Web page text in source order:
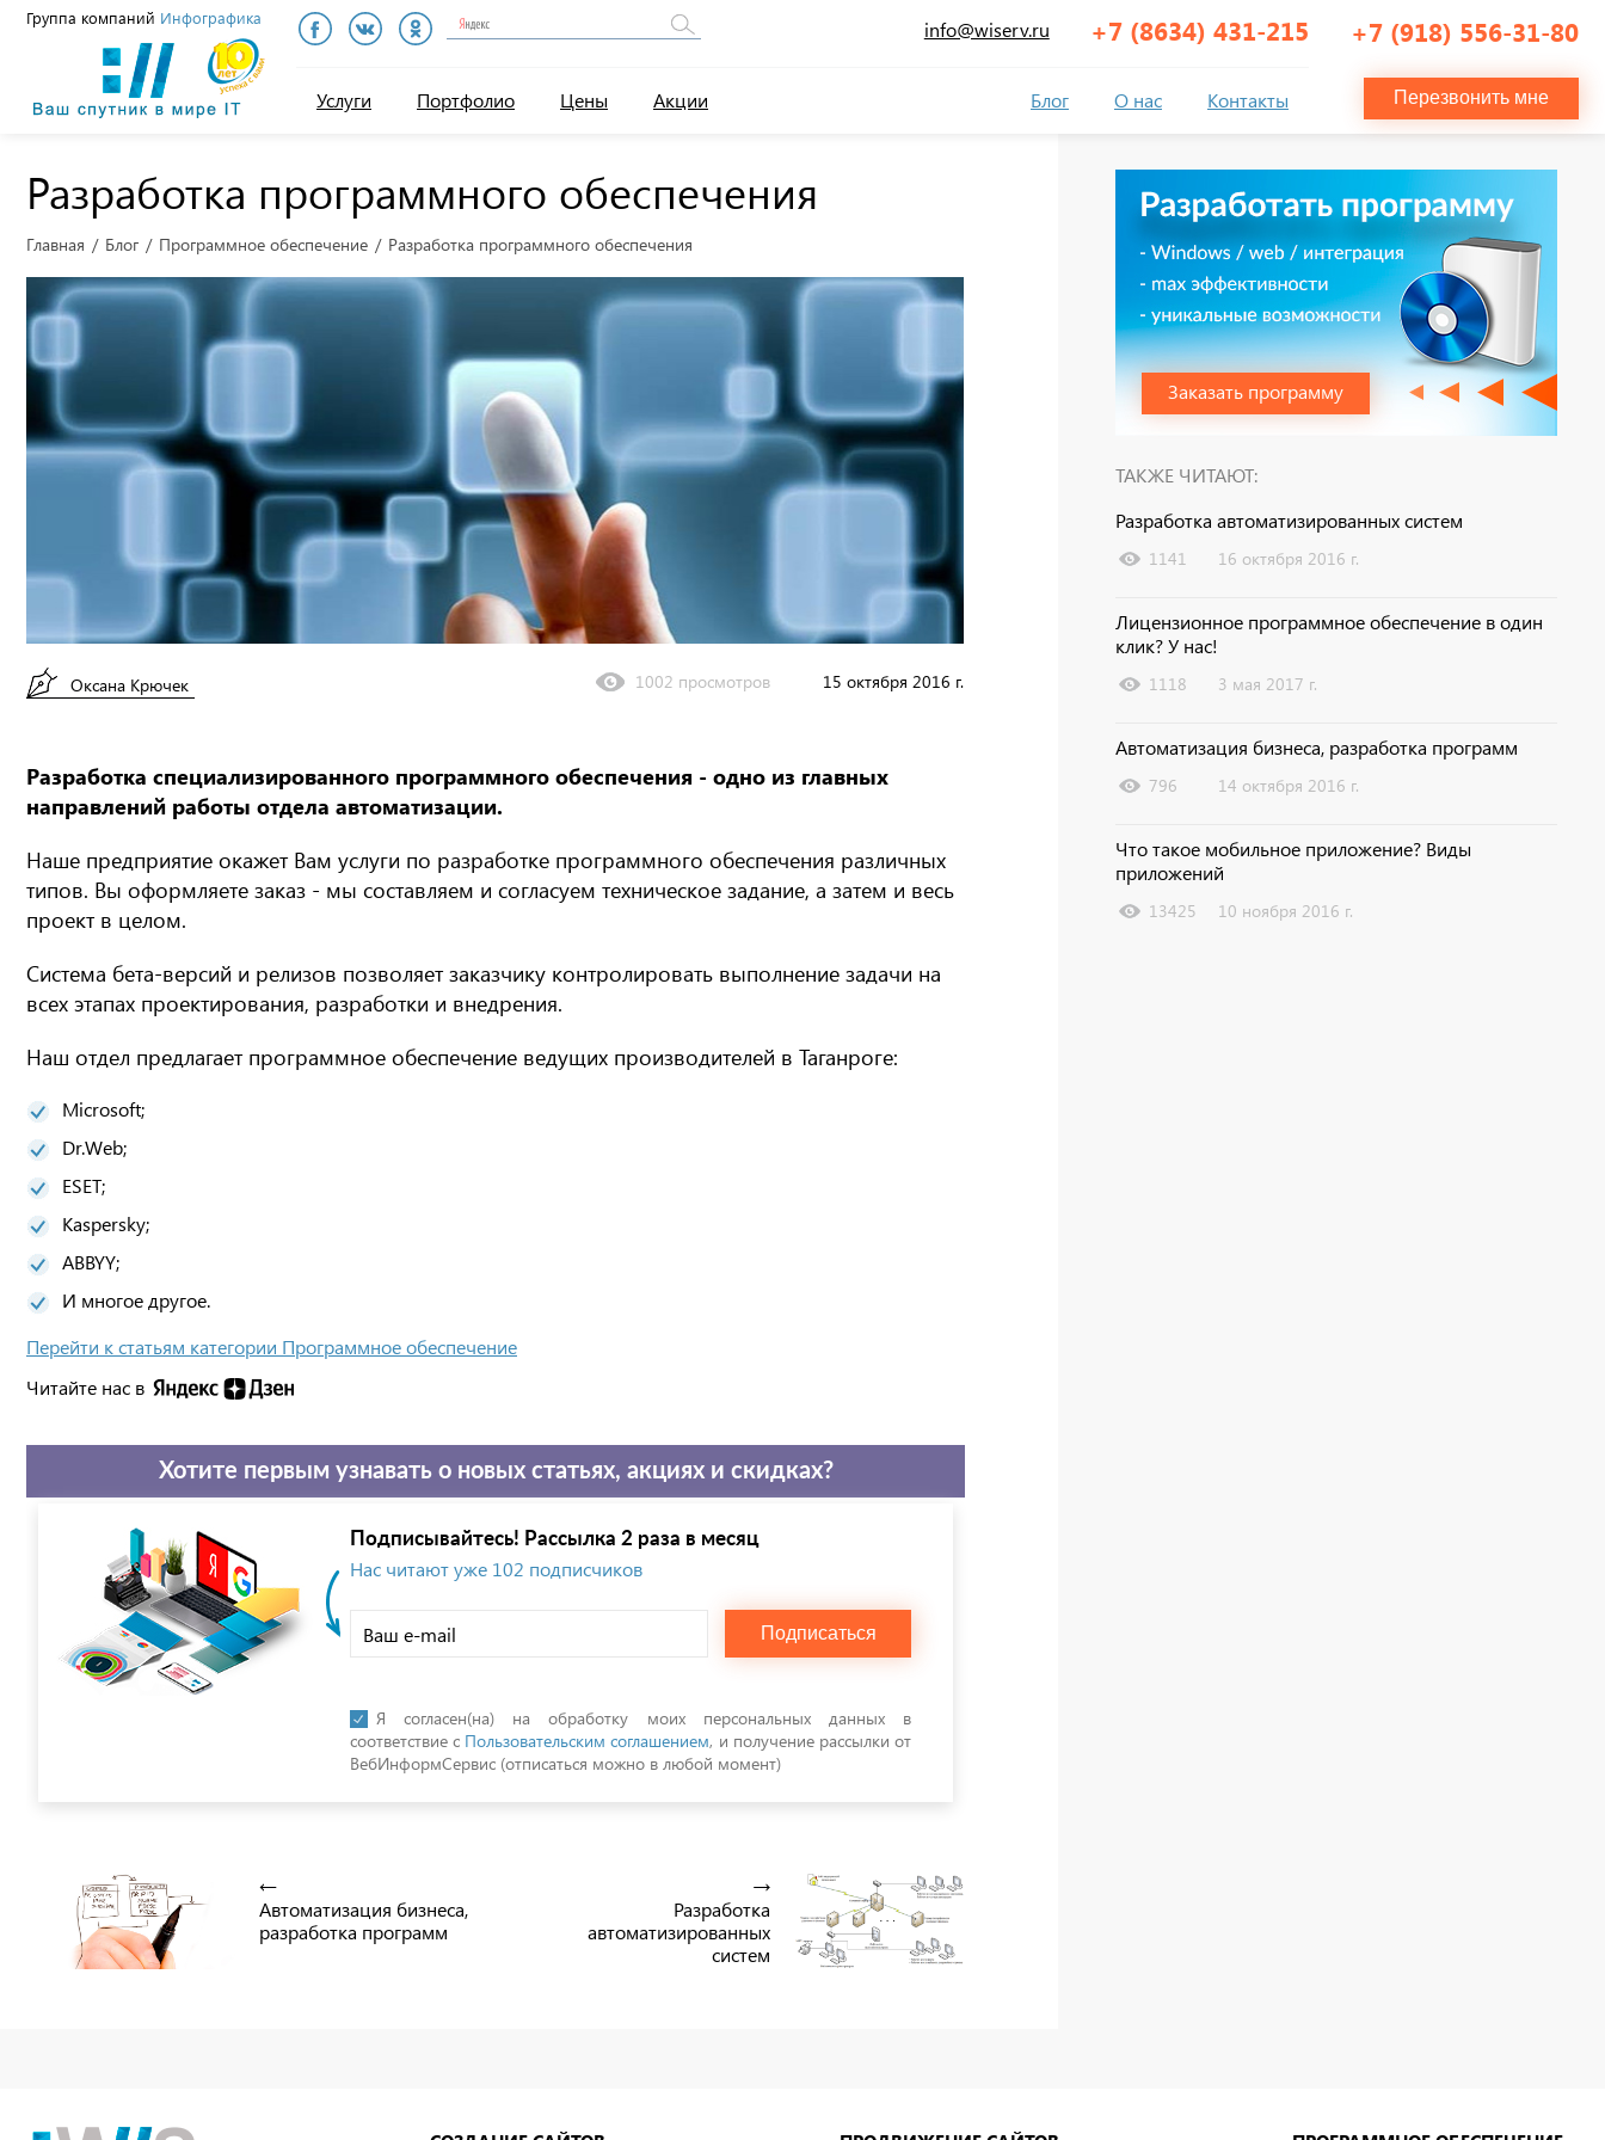
Группа компаний Инфографика
Инфографика
info@wiserv.ru +7 (8634) 431-215
Услуги Портфолио Цены Акции Блог О нас Контакты
+7 (918) 556-31-80
Перезвонить мне
Разработка программного обеспечения
Главная Блог Программное обеспечение Разработка программного обеспечения
Оксана Крючек 15 октября 2016 г.
1002 просмотров
Разработка специализированного программного обеспечения - одно из главных
направлений работы отдела автоматизации.
Наше предприятие окажет Вам услуги по разработке программного обеспечения различных
типов. Вы оформляете заказ - мы составляем и согласуем техническое задание, а затем и весь
проект в целом.
Система бета-версий и релизов позволяет заказчику контролировать выполнение задачи на
всех этапах проектирования, разработки и внедрения.
Наш отдел предлагает программное обеспечение ведущих производителей в Таганроге:
Microsoft;
Dr.Web;
ESET;
Kaspersky;
ABBYY;
И многое другое.
Перейти к статьям категории Программное обеспечение
Читайте нас в
Хотите первым узнавать о новых статьях, акциях и скидках?
Подписывайтесь! Рассылка 2 раза в месяц
Нас читают уже 102 подписчиков
Подписаться
Я согласен(на) на обработку моих персональных данных в
соответствие с Пользовательским соглашением, и получение рассылки от
ВебИнформСервис (отписаться можно в любой момент)
Автоматизация бизнеса,
разработка программ
Разработка
автоматизированных
систем
Заказать программу
ТАКЖЕ ЧИТАЮТ:
Разработка автоматизированных систем
1141 16 октября 2016 г.
Лицензионное программное обеспечение в один
клик? У нас!
1118 3 мая 2017 г.
Автоматизация бизнеса, разработка программ
796 14 октября 2016 г.
Что такое мобильное приложение? Виды
приложений
13425 10 ноября 2016 г.